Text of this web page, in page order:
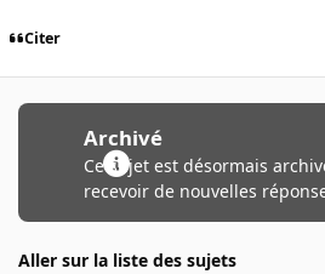
Citer
Archivé
Ce sujet est désormais
recevoir de nouvelles
Aller sur la liste des sujets